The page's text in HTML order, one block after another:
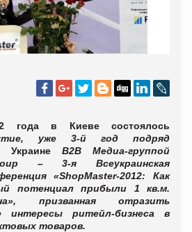
года в Киеве состоялось
уже 3-й год подряд
В2В Медиа-группой
– 3-я Всеукраинская
«ShopMaster-2012: Как
потенциал прибыли 1 кв.м.
призванная отразить
интересы ритейл-бизнеса в
товаров.